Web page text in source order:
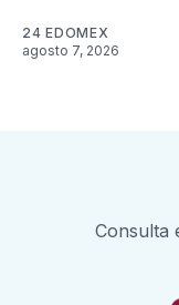
24 EDOMEX
agosto 7, 2026
Consulta